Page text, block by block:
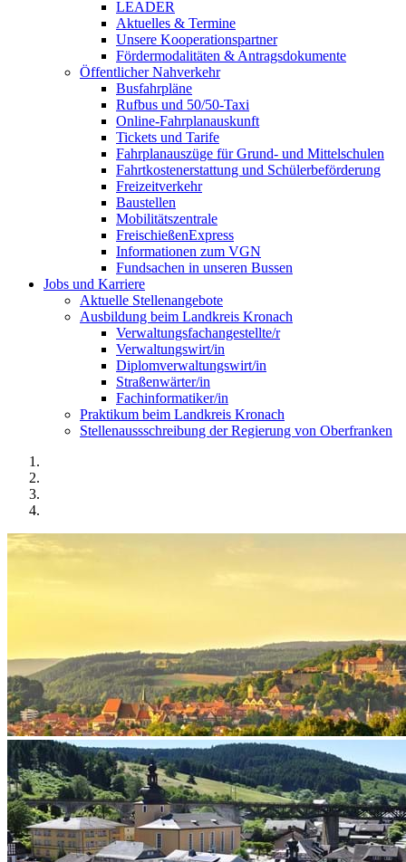
LEADER
Aktuelles & Termine
Unsere Kooperationspartner
Fördermodalitäten & Antragsdokumente
Öffentlicher Nahverkehr
Busfahrpläne
Rufbus und 50/50-Taxi
Online-Fahrplanauskunft
Tickets und Tarife
Fahrplanauszüge für Grund- und Mittelschulen
Fahrtkostenerstattung und Schülerbeförderung
Freizeitverkehr
Baustellen
Mobilitätszentrale
FreischießenExpress
Informationen zum VGN
Fundsachen in unseren Bussen
Jobs und Karriere
Aktuelle Stellenangebote
Ausbildung beim Landkreis Kronach
Verwaltungsfachangestellte/r
Verwaltungswirt/in
Diplomverwaltungswirt/in
Straßenwärter/in
Fachinformatiker/in
Praktikum beim Landkreis Kronach
Stellenaussschreibung der Regierung von Oberfranken